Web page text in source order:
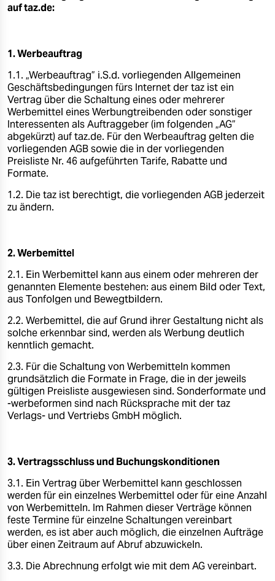
nord
wahrheit
verlag
verlag
veranstaltungen
fragen & hilfe
abo
genossenschaft
epaper login
auf taz.de:
1. Werbeauftrag
1.1. „Werbeauftrag” i.S.d. vorliegenden Allgemeinen
Geschäftsbedingungen fürs Internet der taz ist ein
Vertrag über die Schaltung eines oder mehrerer
Werbemittel eines Werbungtreibenden oder sonstiger
Interessenten als Auftraggeber (im folgenden „AG”
abgekürzt) auf taz.de. Für den Werbeauftrag gelten die
vorliegenden AGB sowie die in der vorliegenden
Preisliste Nr. 46 aufgeführten Tarife, Rabatte und
Formate.
1.2. Die taz ist berechtigt, die vorliegenden AGB jederzeit
zu ändern.
2. Werbemittel
2.1. Ein Werbemittel kann aus einem oder mehreren der
genannten Elemente bestehen: aus einem Bild oder Text,
aus Tonfolgen und Bewegtbildern.
2.2. Werbemittel, die auf Grund ihrer Gestaltung nicht als
solche erkennbar sind, werden als Werbung deutlich
kenntlich gemacht.
2.3. Für die Schaltung von Werbemitteln kommen
grundsätzlich die Formate in Frage, die in der jeweils
gültigen Preisliste ausgewiesen sind. Sonderformate und
-werbeformen sind nach Rücksprache mit der taz
Verlags- und Vertriebs GmbH möglich.
3. Vertragsschluss und Buchungskonditionen
3.1. Ein Vertrag über Werbemittel kann geschlossen
werden für ein einzelnes Werbemittel oder für eine Anzahl
von Werbemitteln. Im Rahmen dieser Verträge können
feste Termine für einzelne Schaltungen vereinbart
werden, es ist aber auch möglich, die einzelnen Aufträge
über einen Zeitraum auf Abruf abzuwickeln.
3.3. Die Abrechnung erfolgt wie mit dem AG vereinbart.